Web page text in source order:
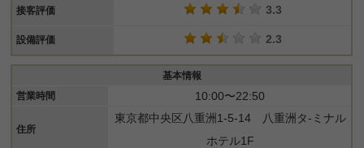
接客評価 3.3
設備評価 2.3
基本情報
営業時間
10:00〜22:50
住所
東京都中央区八重洲1-5-14 八重洲タ-ミナル
ホテル1F